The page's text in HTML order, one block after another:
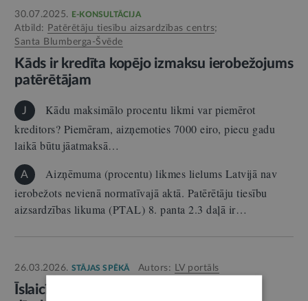
30.07.2025. E-KONSULTĀCIJA
Atbild: Patērētāju tiesību aizsardzības centrs;
Santa Blumberga-Švēde
Kāds ir kredīta kopējo izmaksu ierobežojums
patērētājam
J
Kādu maksimālo procentu likmi var piemērot
kreditors? Piemēram, aizņemoties 7000 eiro, piecu gadu
laikā būtu jāatmaksā…
A
Aizņēmuma (procentu) likmes lielums Latvijā nav
ierobežots nevienā normatīvajā aktā. Patērētāju tiesību
aizsardzības likuma (PTAL) 8. panta 2.3 daļā ir…
26.03.2026. STĀJAS SPĒKĀ Autors: LV portāls
Īslaicīgi samazinās akcīzes nodokli